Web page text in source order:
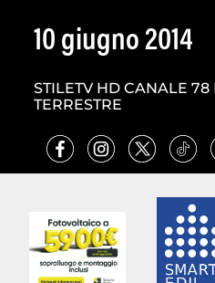
10 giugno 2014
STILETV HD CANALE 78
TERRESTRE